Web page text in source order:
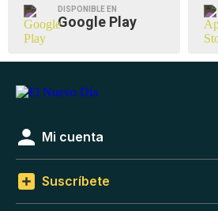
DISPONIBLE EN
Google Play
Mi cuenta
Suscríbete